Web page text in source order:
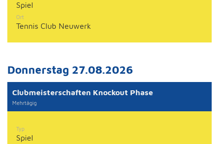
Spiel
Ort
Tennis Club Neuwerk
Donnerstag 27.08.2026
Clubmeisterschaften Knockout Phase
Mehrtägig
Typ
Spiel